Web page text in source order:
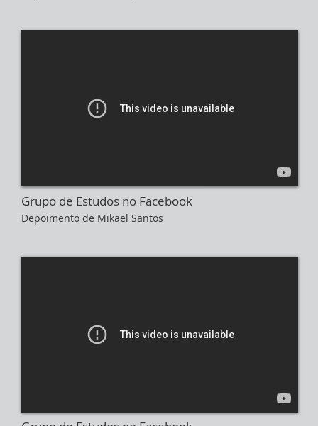
Grupo de Estudos no Facebook
Depoimento de Mikael Santos